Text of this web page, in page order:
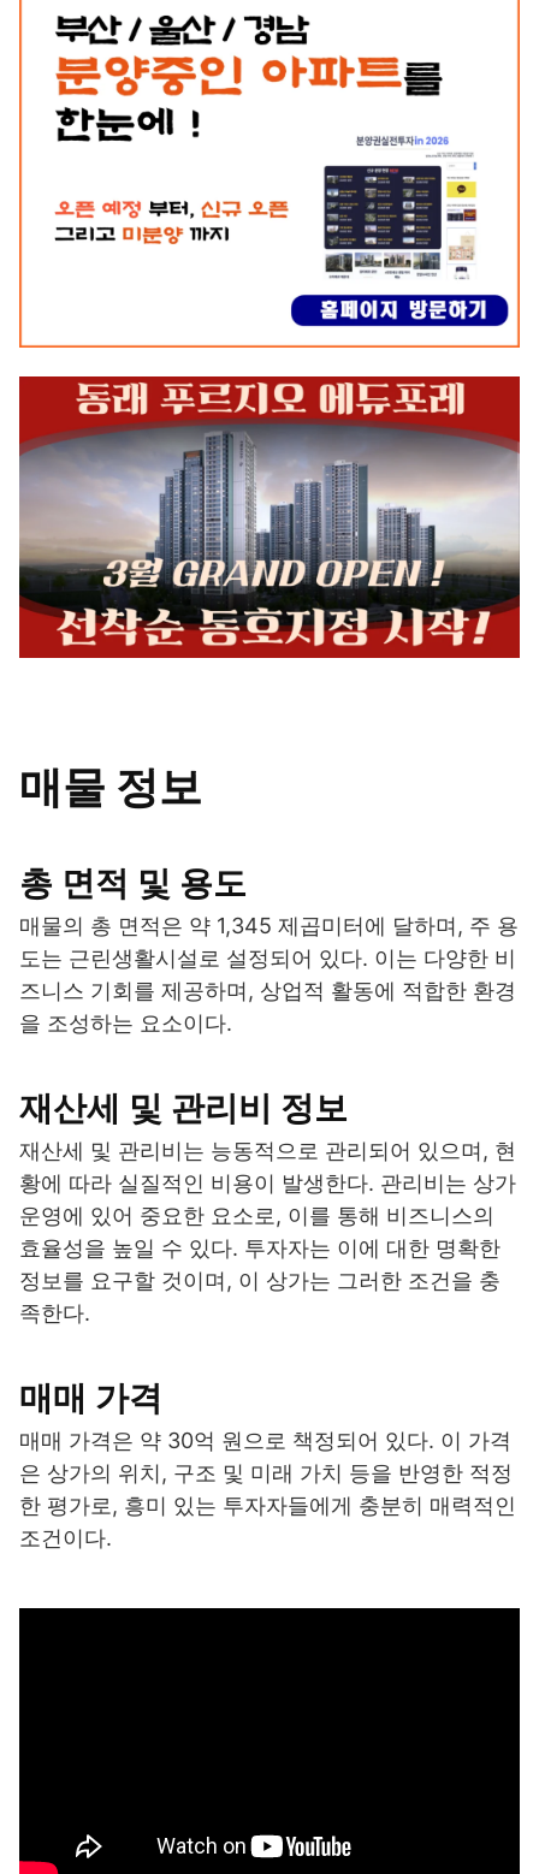
매물 정보
총 면적 및 용도
매물의 총 면적은 약 1,345 제곱미터에 달하며, 주 용
도는 근린생활시설로 설정되어 있다. 이는 다양한 비
즈니스 기회를 제공하며, 상업적 활동에 적합한 환경
을 조성하는 요소이다.
재산세 및 관리비 정보
재산세 및 관리비는 능동적으로 관리되어 있으며, 현
황에 따라 실질적인 비용이 발생한다. 관리비는 상가
운영에 있어 중요한 요소로, 이를 통해 비즈니스의
효율성을 높일 수 있다. 투자자는 이에 대한 명확한
정보를 요구할 것이며, 이 상가는 그러한 조건을 충
족한다.
매매 가격
매매 가격은 약 30억 원으로 책정되어 있다. 이 가격
은 상가의 위치, 구조 및 미래 가치 등을 반영한 적정
한 평가로, 흥미 있는 투자자들에게 충분히 매력적인
조건이다.